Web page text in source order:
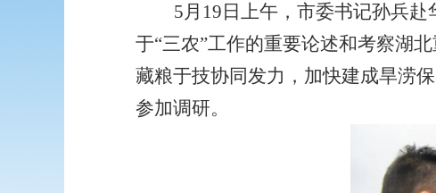
5月19日上午，市委书记孙兵
于“三农”工作的重要论述和考察湖
藏粮于技协同发力，加快建成旱涝
参加调研。